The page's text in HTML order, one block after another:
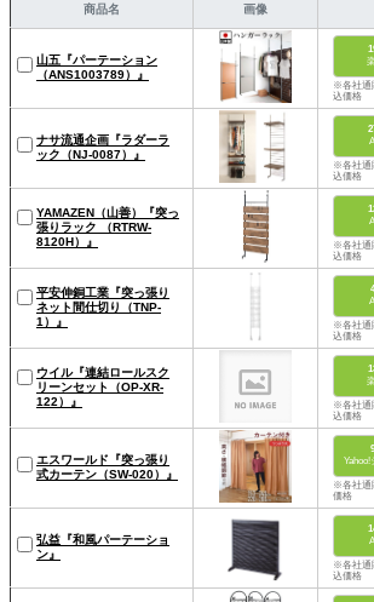
商品名 画像
山五『パーテーション
（ANS1003789）』
※各社通
込価格
ナサ流通企画『ラダーラ
ック（NJ-0087）』
※各社通
込価格
YAMAZEN（山善）『突っ
張りラック （RTRW-
8120H）』
※各社通
込価格
平安伸銅工業『突っ張り
ネット間仕切り（TNP-
1）』
※各社通
込価格
ウイル『連結ロールスク
リーンセット（OP-XR-
122）』
※各社通
込価格
エスワールド『突っ張り
式カーテン（SW-020）』
※各社通
価格
弘益『和風パーテーショ
ン』
※各社通
込価格